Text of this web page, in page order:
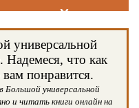
онлайн
универсальной
Надемеся, что как
понравится.
универсальной
и читать книги онлайн на